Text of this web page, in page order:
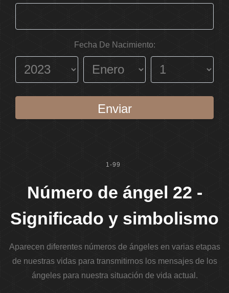
Fecha De Nacimiento:
Enviar
1-99
Número de ángel 22 -
Significado y simbolismo
Aparecen diferentes números de ángeles en varias etapas
de nuestras vidas para transmitirnos los mensajes de los
ángeles para nuestra situación de vida actual.